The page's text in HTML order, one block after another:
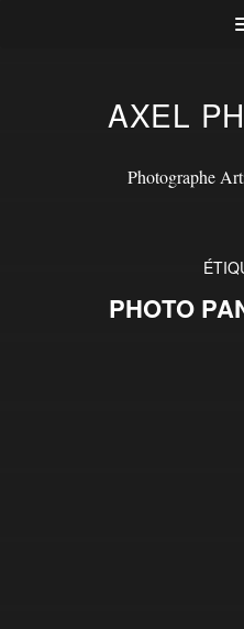
AXEL
Photographe
PHOTO